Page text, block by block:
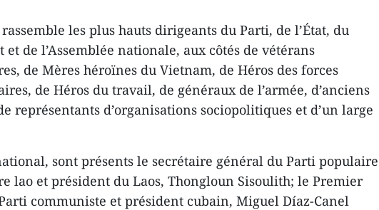
les plus hauts dirigeants du Parti, de l’État, du
et de l’Assemblée nationale, aux côtés de vétérans
de Mères héroïnes du Vietnam, de Héros des forces
de Héros du travail, de généraux de l’armée, d’anciens
représentants d’organisations sociopolitiques et d’un large
sont présents le secrétaire général du Parti populaire
lao et président du Laos, Thongloun Sisoulith; le Premier
communiste et président cubain, Miguel Díaz-Canel